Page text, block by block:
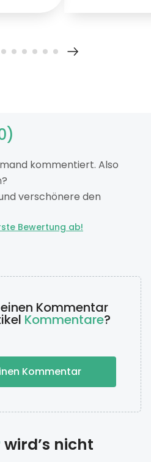
kommentiert. Also
verschönere den
Bewertung ab!
Kommentar
Kommentare?
Kommentar
wird’s nicht